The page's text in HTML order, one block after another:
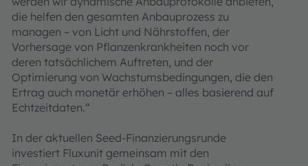
die helfen den gesamten Anbauprozess zu
managen – von Licht und Nährstoffen, der
Vorhersage von Pflanzenkrankheiten noch vor
deren tatsächlichem Auftreten, und der
Optimierung von Wachstumsbedingungen, die den
Ertrag auch monetär erhöhen – alles basierend auf
Echtzeitdaten.“
In der aktuellen Seed-Finanzierungsrunde
investiert Fluxunit gemeinsam mit den